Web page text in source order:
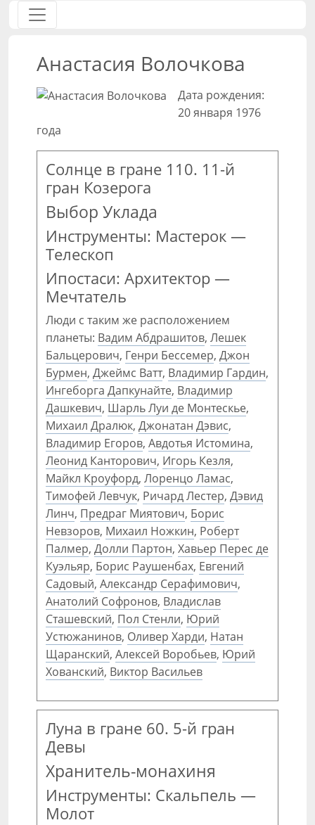
Анастасия Волочкова
Дата рождения:
20 января 1976
года
Солнце в гране 110. 11-й
гран Козерога
Выбор Уклада
Инструменты: Мастерок —
Телескоп
Ипостаси: Архитектор —
Мечтатель
Люди с таким же расположением
планеты: Вадим Абдрашитов, Лешек
Бальцерович, Генри Бессемер, Джон
Бурмен, Джеймс Ватт, Владимир Гардин,
Ингеборга Дапкунайте, Владимир
Дашкевич, Шарль Луи де Монтескье,
Михаил Дралюк, Джонатан Дэвис,
Владимир Егоров, Авдотья Истомина,
Леонид Канторович, Игорь Кезля,
Майкл Кроуфорд, Лоренцо Ламас,
Тимофей Левчук, Ричард Лестер, Дэвид
Линч, Предраг Миятович, Борис
Невзоров, Михаил Ножкин, Роберт
Палмер, Долли Партон, Хавьер Перес де
Куэльяр, Борис Раушенбах, Евгений
Садовый, Александр Серафимович,
Анатолий Софронов, Владислав
Сташевский, Пол Стенли, Юрий
Устюжанинов, Оливер Харди, Натан
Щаранский, Алексей Воробьев, Юрий
Хованский, Виктор Васильев
Луна в гране 60. 5-й гран
Девы
Хранитель-монахиня
Инструменты: Скальпель —
Молот